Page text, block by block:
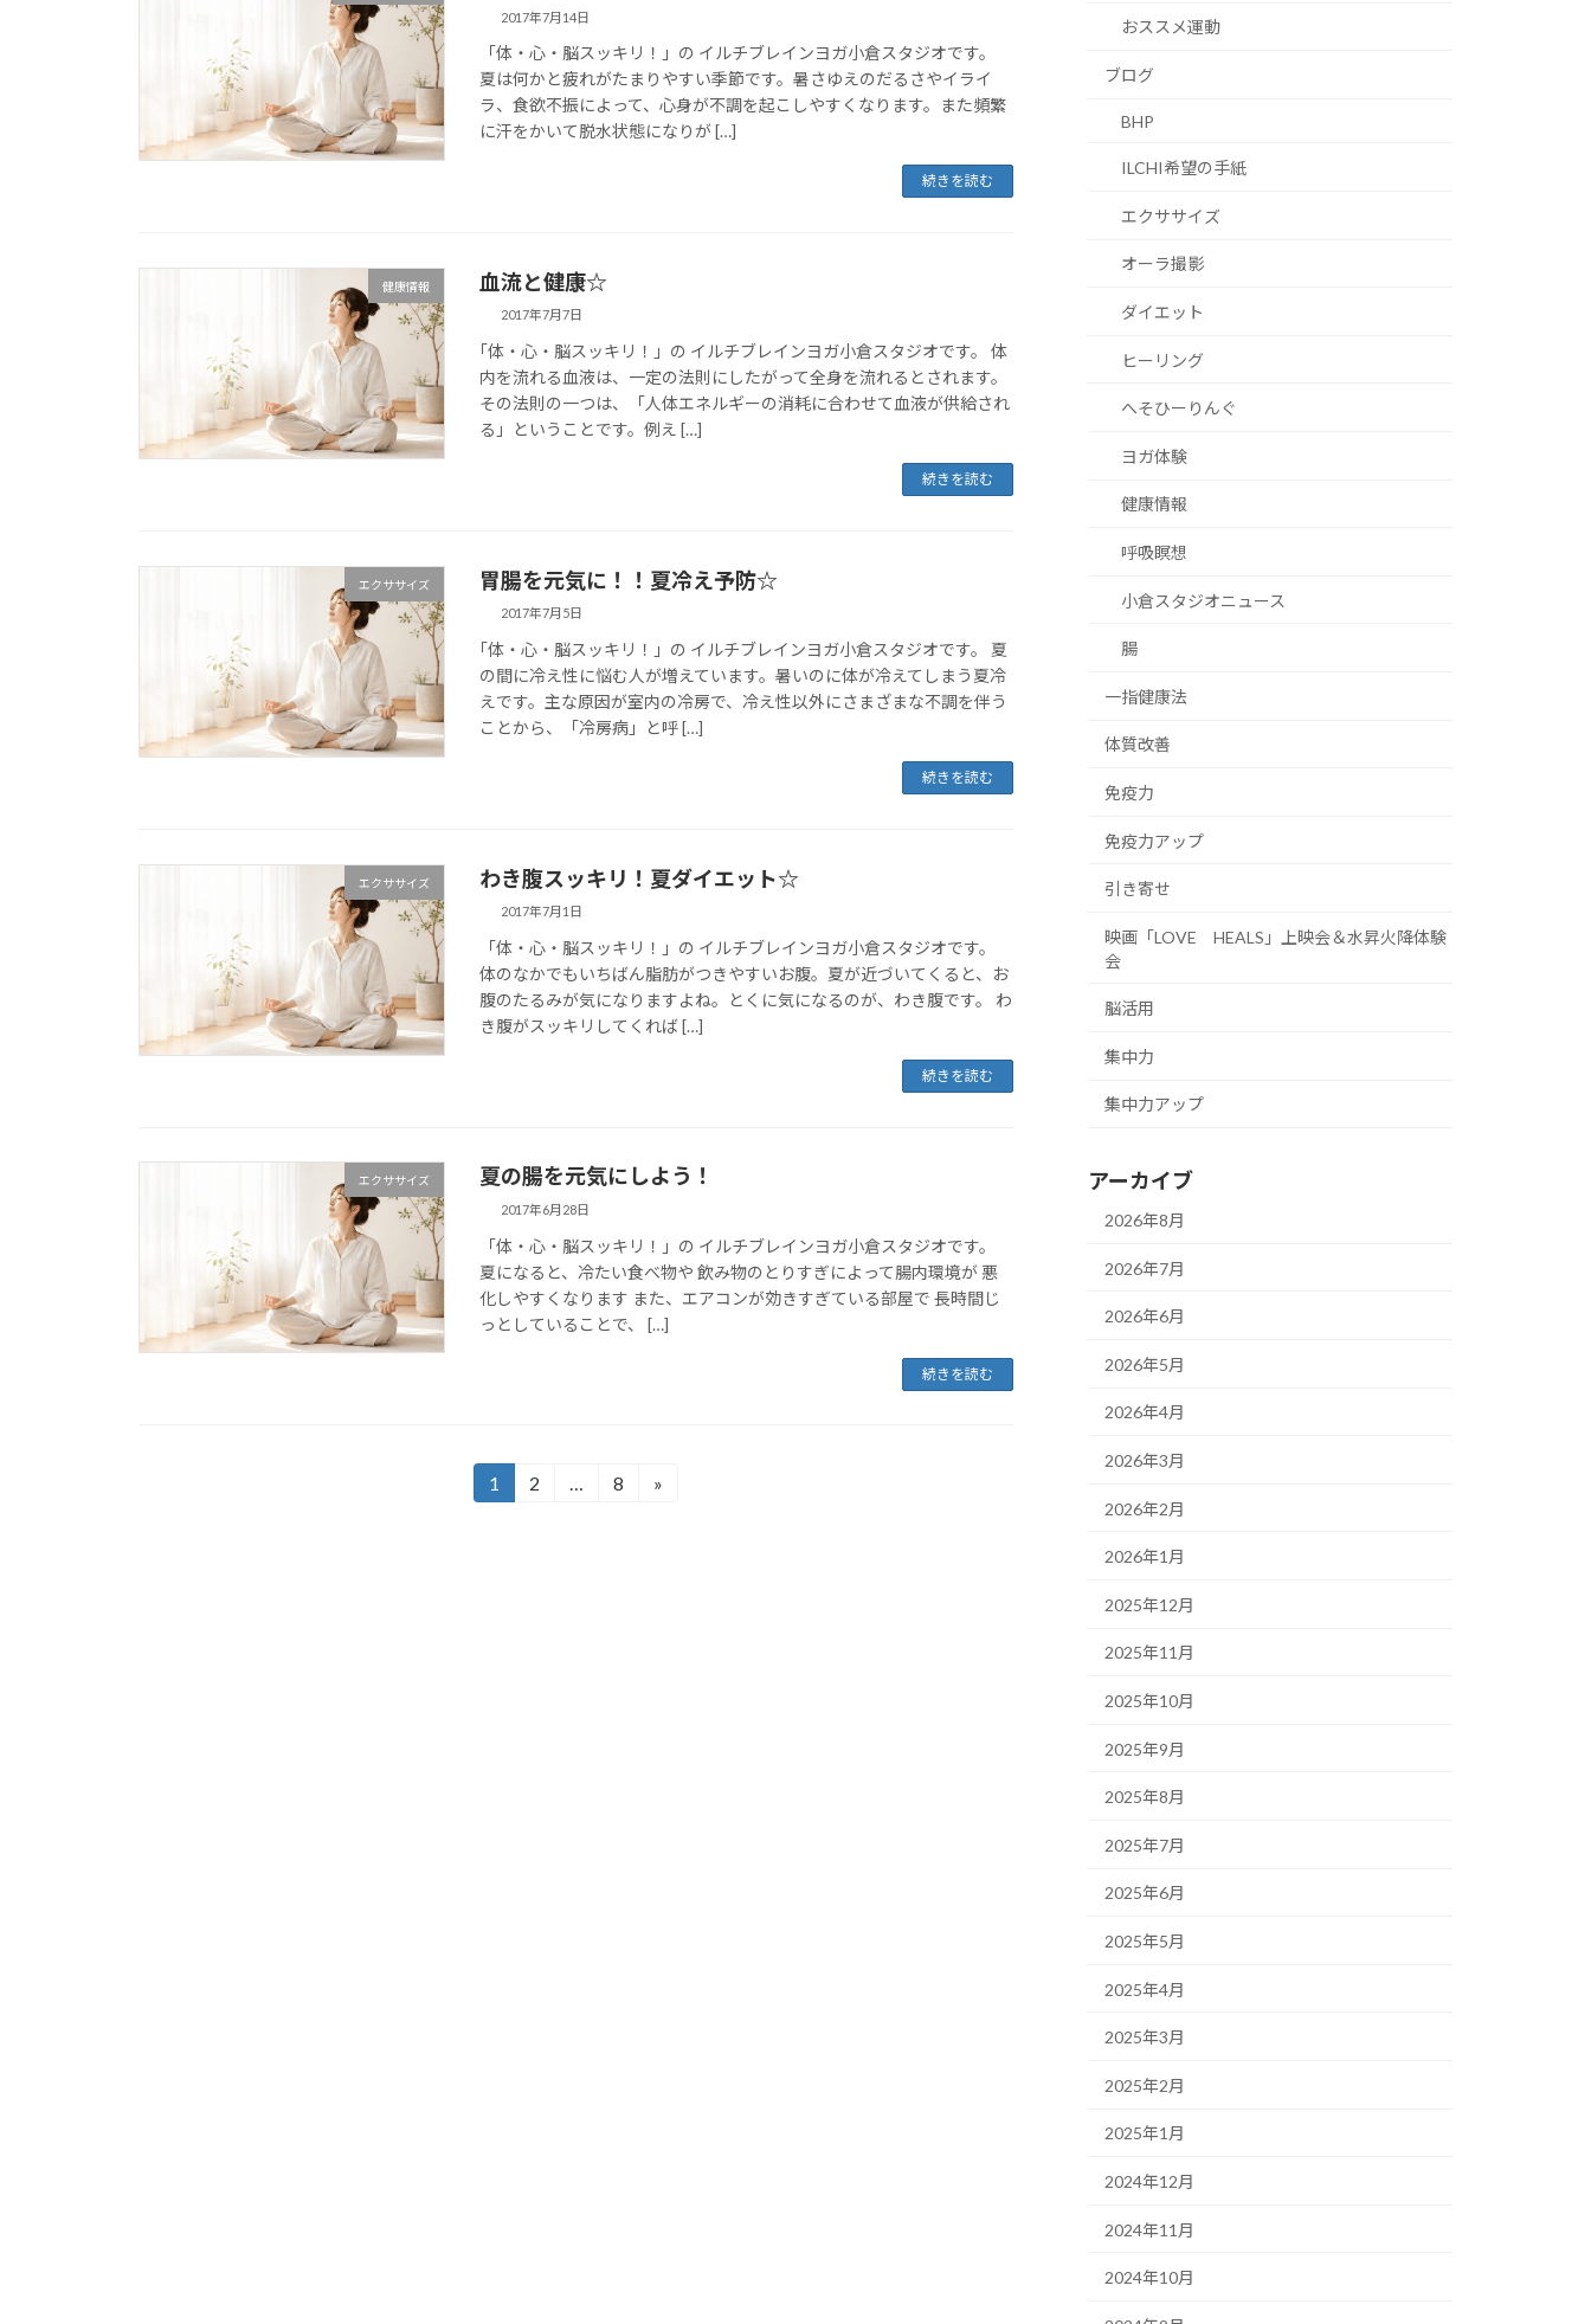
2017年7月14日
「体・心・脳スッキリ！」の イルチブレインヨガ小倉スタジオです。
夏は何かと疲れがたまりやすい季節です。暑さゆえのだるさやイライ
ラ、食欲不振によって、心身が不調を起こしやすくなります。また頻繁
に汗をかいて脱水状態になりが […]
続きを読む
健康情報 血流と健康☆
2017年7月7日
｢体・心・脳スッキリ！」の イルチブレインヨガ小倉スタジオです。 体
内を流れる血液は、一定の法則にしたがって全身を流れるとされます。
その法則の一つは、「人体エネルギーの消耗に合わせて血液が供給され
る」ということです。例え […]
続きを読む
エクササイズ 胃腸を元気に！！夏冷え予防☆
2017年7月5日
｢体・心・脳スッキリ！」の イルチブレインヨガ小倉スタジオです。 夏
の間に冷え性に悩む人が増えています。暑いのに体が冷えてしまう夏冷
えです。主な原因が室内の冷房で、冷え性以外にさまざまな不調を伴う
ことから、「冷房病」と呼 […]
続きを読む
エクササイズ わき腹スッキリ！夏ダイエット☆
2017年7月1日
「体・心・脳スッキリ！」の イルチブレインヨガ小倉スタジオです。
体のなかでもいちばん脂肪がつきやすいお腹。夏が近づいてくると、お
腹のたるみが気になりますよね。とくに気になるのが、わき腹です。 わ
き腹がスッキリしてくれば […]
続きを読む
エクササイズ 夏の腸を元気にしよう！
2017年6月28日
「体・心・脳スッキリ！」の イルチブレインヨガ小倉スタジオです。
夏になると、冷たい食べ物や 飲み物のとりすぎによって腸内環境が 悪
化しやすくなります また、エアコンが効きすぎている部屋で 長時間じ
っとしていることで、 […]
続きを読む
固
1
固
2 …
固
8 »
おススメ運動
ブログ
BHP
ILCHI希望の手紙
エクササイズ
オーラ撮影
ダイエット
ヒーリング
へそひーりんぐ
ヨガ体験
健康情報
呼吸瞑想
小倉スタジオニュース
腸
一指健康法
体質改善
免疫力
免疫力アップ
引き寄せ
映画「LOVE HEALS」上映会＆水昇火降体験
会
脳活用
集中力
集中力アップ
アーカイブ
2026年8月
2026年7月
2026年6月
2026年5月
2026年4月
2026年3月
2026年2月
2026年1月
2025年12月
2025年11月
2025年10月
2025年9月
2025年8月
2025年7月
2025年6月
2025年5月
2025年4月
2025年3月
2025年2月
2025年1月
2024年12月
2024年11月
2024年10月